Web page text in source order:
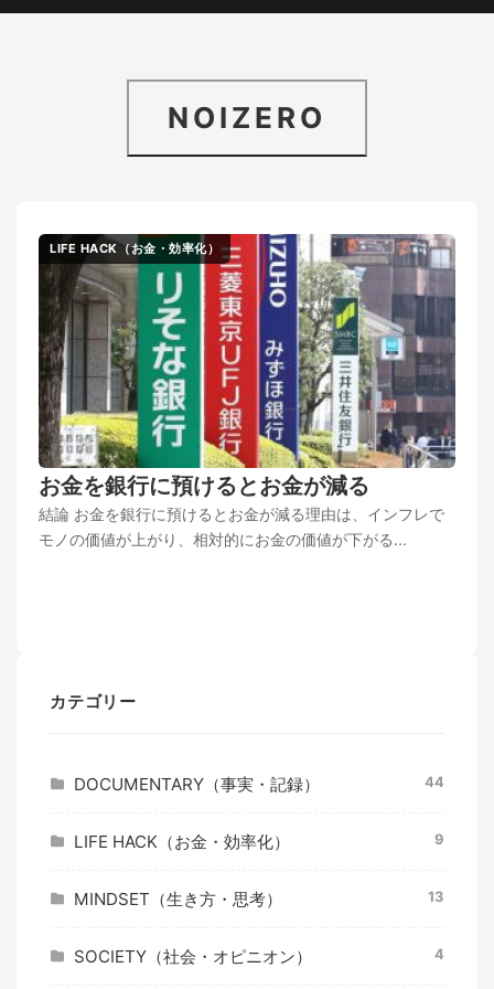
NOIZERO
LIFE HACK（お金・効率化）
お金を銀行に預けるとお金が減る
結論 お金を銀行に預けるとお金が減る理由は、インフレで
モノの価値が上がり、相対的にお金の価値が下がる...
カテゴリー
DOCUMENTARY（事実・記録） 44
LIFE HACK（お金・効率化） 9
MINDSET（生き方・思考） 13
SOCIETY（社会・オピニオン） 4